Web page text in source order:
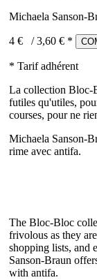
Michaela Sanson-
4 € /3,60 € *
* Tarif adhérent
La collection Bloc-
futiles qu'utiles,
courses, pour ne
Michaela Sanson-
rime avec antifa.
The Bloc-Bloc
frivolous as they
shopping lists, and
Sanson-Braun
with antifa.